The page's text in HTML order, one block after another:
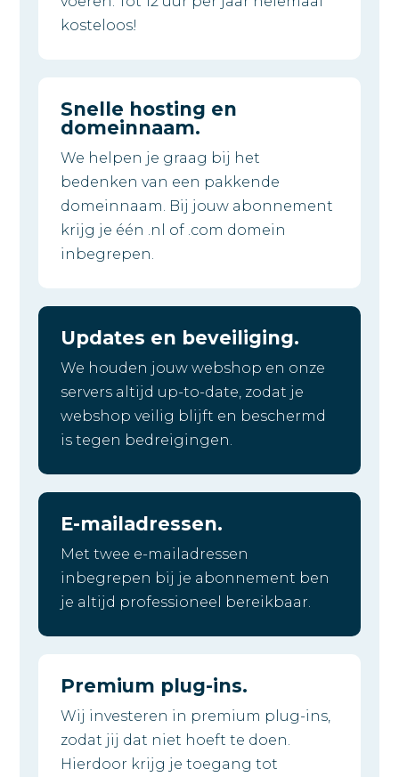
kosteloos!
Snelle hosting en
domeinnaam.
We helpen je graag bij het
bedenken van een pakkende
domeinnaam. Bij jouw abonnement
krijg je één .nl of .com domein
inbegrepen.
Updates en beveiliging.
We houden jouw webshop en onze
servers altijd up-to-date, zodat je
webshop veilig blijft en beschermd
is tegen bedreigingen.
E-mailadressen.
Met twee e-mailadressen
inbegrepen bij je abonnement ben
je altijd professioneel bereikbaar.
Premium plug-ins.
Wij investeren in premium plug-ins,
zodat jij dat niet hoeft te doen.
Hierdoor krijg je toegang tot